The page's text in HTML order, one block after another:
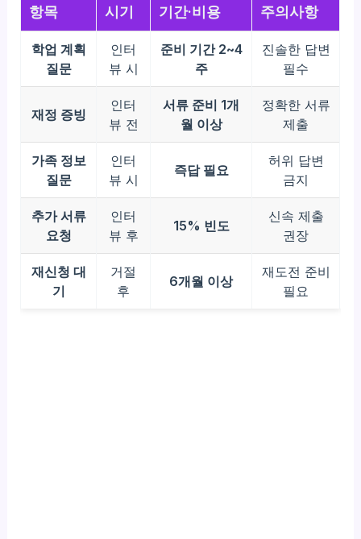
항목 시기 기간·비용 주의사항
학업 계획
질문
인터
뷰 시
준비 기간 2~4
주
진솔한 답변
필수
재정 증빙
인터
뷰 전
서류 준비 1개
월 이상
정확한 서류
제출
가족 정보
질문
인터
뷰 시
즉답 필요
허위 답변
금지
추가 서류
요청
인터
뷰 후
15% 빈도
신속 제출
권장
재신청 대
기
거절
후
6개월 이상
재도전 준비
필요